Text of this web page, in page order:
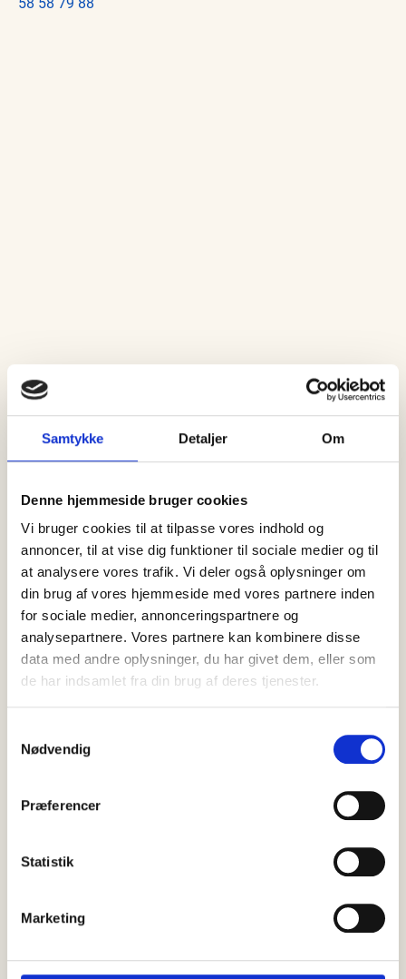
Samtykke Detaljer Om
Denne hjemmeside bruger cookies
Vi bruger cookies til at tilpasse vores indhold og
annoncer, til at vise dig funktioner til sociale medier og til
at analysere vores trafik. Vi deler også oplysninger om
din brug af vores hjemmeside med vores partnere inden
for sociale medier, annonceringspartnere og
analysepartnere. Vores partnere kan kombinere disse
data med andre oplysninger, du har givet dem, eller som
de har indsamlet fra din brug af deres tjenester.
Nødvendig
Præferencer
Statistik
Marketing